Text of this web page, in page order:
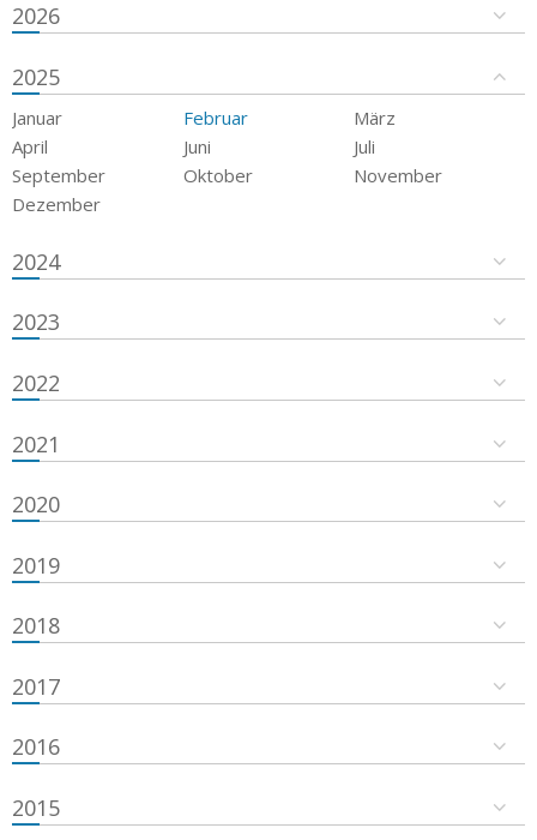
2026
2025
Januar Februar
März
April
Juni
Juli
September
Oktober
November
Dezember
2024
2023
2022
2021
2020
2019
2018
2017
2016
2015